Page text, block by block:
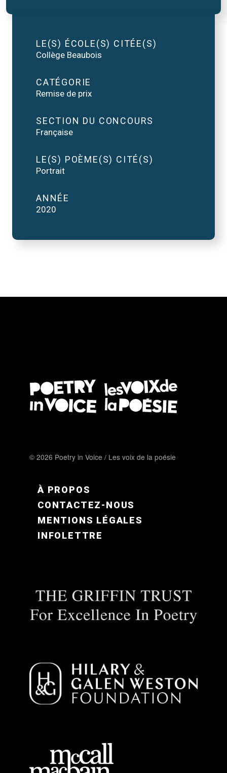
LE(S) ÉCOLE(S) CITÉE(S)
Collège Beaubois
CATÉGORIE
Remise de prix
SECTION DU CONCOURS
Française
LE(S) POÈME(S) CITÉ(S)
Portrait
ANNÉE
2020
© 2026 Poetry in Voice / Les voix de la poésie
FOOTER MENU FR
À PROPOS
CONTACTEZ-NOUS
MENTIONS LÉGALES
INFOLETTRE